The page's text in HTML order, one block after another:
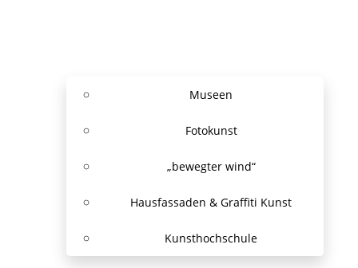
Museen
Fotokunst
„bewegter wind“
Hausfassaden & Graffiti Kunst
Kunsthochschule